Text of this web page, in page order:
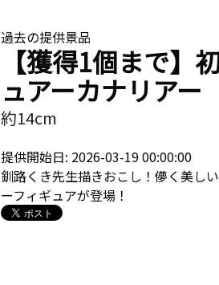
過去の提供景品
【獲得1個まで】
ュアーカナリアー
約14cm
提供開始日: 2026-03-19 00:00:00
釧路くき先生描きおこし！儚く美し
ーフィギュアが登場！